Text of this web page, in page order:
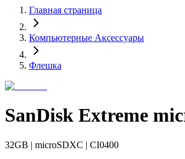
Главная страница
Компьютерные Аксессуары
Флешка
SanDisk Extreme
32GB | microSDXC | CI0400